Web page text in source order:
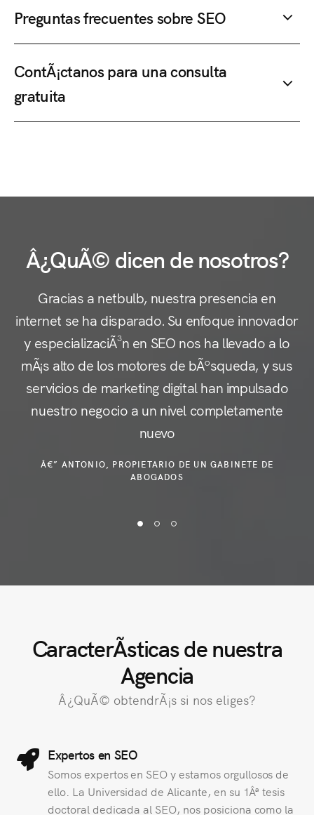
Preguntas frecuentes sobre SEO
ContÃ¡ctanos para una consulta
gratuita
Â¿QuÃ© dicen de nosotros?
Gracias a netbulb, nuestra presencia en
internet se ha disparado. Su enfoque innovador
y especializaciÃ³n en SEO nos ha llevado a lo
mÃ¡s alto de los motores de bÃºsqueda, y sus
servicios de marketing digital han impulsado
nuestro negocio a un nivel completamente
nuevo
Â€” ANTONIO, PROPIETARIO DE UN GABINETE DE
ABOGADOS
CaracterÃ­sticas de nuestra
Agencia
Â¿QuÃ© obtendrÃ¡s si nos eliges?
Expertos en SEO
Somos expertos en SEO y estamos orgullosos de
ello. La Universidad de Alicante, en su 1Âª tesis
doctoral dedicada al SEO, nos posiciona como la